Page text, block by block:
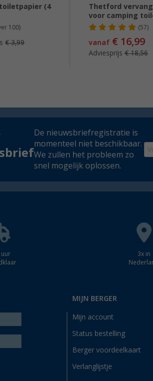
(4
100)
€ 3,99
Thetford
voor camping
(57)
vanaf€ 16,99
Adviesprijs € 18,56
De nieuwsbriefregistratie is
momenteel niet beschikbaar.
We zullen het probleem zo
snel mogelijk oplossen.
uur
3x in
MIJN BERGER
Mijn account
Status bestelling
Berger voordeelkaart
Verlanglijstje